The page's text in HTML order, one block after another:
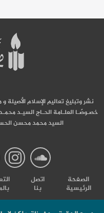
نشر وتبليغ تعاليم الإسلام الأصيلة و
خصـوصًـا العلـامة الحـاج السيـد
السيد محمد محسن
الصفحة
الرئيسية
اتصل
بنا